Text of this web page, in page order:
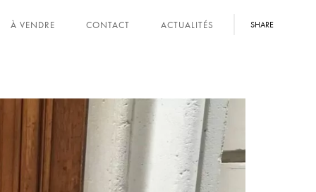
SHARE
À VENDRE CONTACT ACTUALITÉS